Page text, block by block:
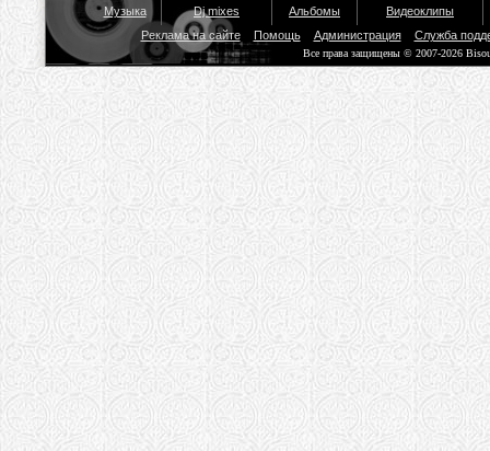
Музыка Dj mixes Альбомы
Видеоклипы
Реклама на сайте
Помощь Администрация Служба
Все права защищены © 2007-2026